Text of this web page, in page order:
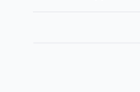
Orion Steper za
Rekvizit za
Ovaj proizvod nije
Rekvizit za